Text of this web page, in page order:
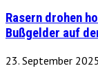
Rasern drohen
Bußgelder auf
23. September 2025